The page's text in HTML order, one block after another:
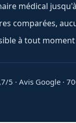
médical
comparées,
à tout moment
5 · Avis Google ·